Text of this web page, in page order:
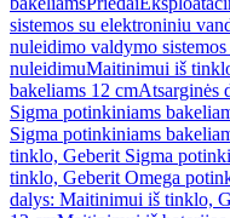
sistemos su elektroniniu
nuleidimo valdymo
nuleidimuMaitinimui iš
bakeliams 12 cmAtsarginės
Sigma potinkiniams
Sigma potinkiniams
tinklo, Geberit Sigma
tinklo, Geberit Omega
dalys: Maitinimui iš tinklo,